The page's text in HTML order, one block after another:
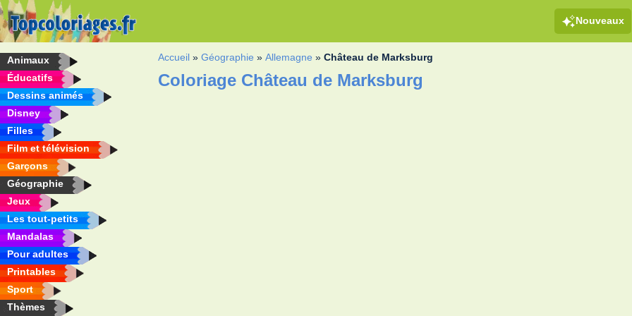
Nouveaux
Animaux
Éducatifs
Dessins animés
Disney
Filles
Film et télévision
Garçons
Géographie
Jeux
Les tout-petits
Mandalas
Pour adultes
Printables
Sport
Thèmes
Accueil »Géographie »Allemagne »Château de Marksburg
Coloriage Château de Marksburg